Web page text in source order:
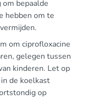
bepaalde
hebben om te
om ciprofloxacine
gelegen tussen
kinderen. Let op
de koelkast
op